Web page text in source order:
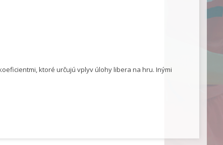
ktoré určujú vplyv úlohy libera na hru. Inými